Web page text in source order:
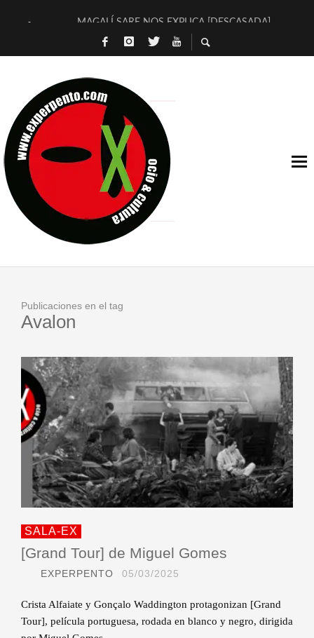
MAGALÍ SARE NOS EXPLICA [DESCASADA]
«NO TENGO PUTOS SUEÑOS»
[LA BOLA NEGRA] DE JAVIER CALVO Y JAVIER AMBROSSI
OSLO OVNIES LLEGAN CORRIENDO A ARANDA
FÉLIX CALVO NOS PRESENTA [LAS PALMERAS] (NOVELA
[EL SER QUERIDO] DE RODRIGO SOROGOYEN
ENTREVISTA A IVÁN HUMANES POR [EL LIBRO ROJO]
ARRABAL, ARRABAL, ARRABAL, ARRABEAUX
Publicaciones en el tag
Avalon
SALA-EX
[Grand Tour] de Miguel Gomes
EXPERPENTO 05/03/2025
Crista Alfaiate y Gonçalo Waddington protagonizan [Grand
Tour], película portuguesa, rodada en blanco y negro, dirigida